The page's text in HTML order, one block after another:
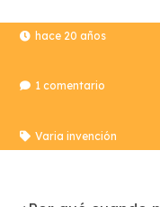
hace 20 años
1comentario
Varia invención